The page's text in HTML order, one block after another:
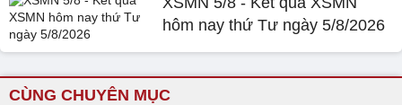
hôm nay thứ Tư ngày 5/8/2026
CÙNG CHUYÊN MỤC